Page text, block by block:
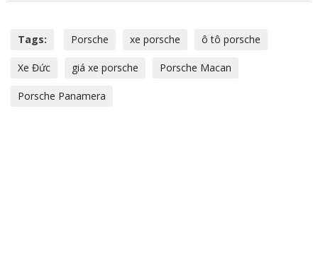
Tags: Porsche xe porsche ô tô porsche
Xe Đức giá xe porsche Porsche Macan
Porsche Panamera